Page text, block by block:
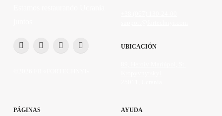
UBICACIÓN
PÁGINAS AYUDA